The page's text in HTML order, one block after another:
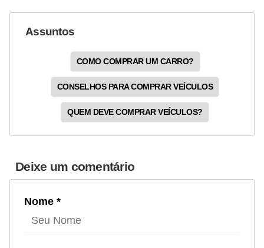
Assuntos
COMO COMPRAR UM CARRO?
CONSELHOS PARA COMPRAR VEÍCULOS
QUEM DEVE COMPRAR VEÍCULOS?
Deixe um comentário
Nome *